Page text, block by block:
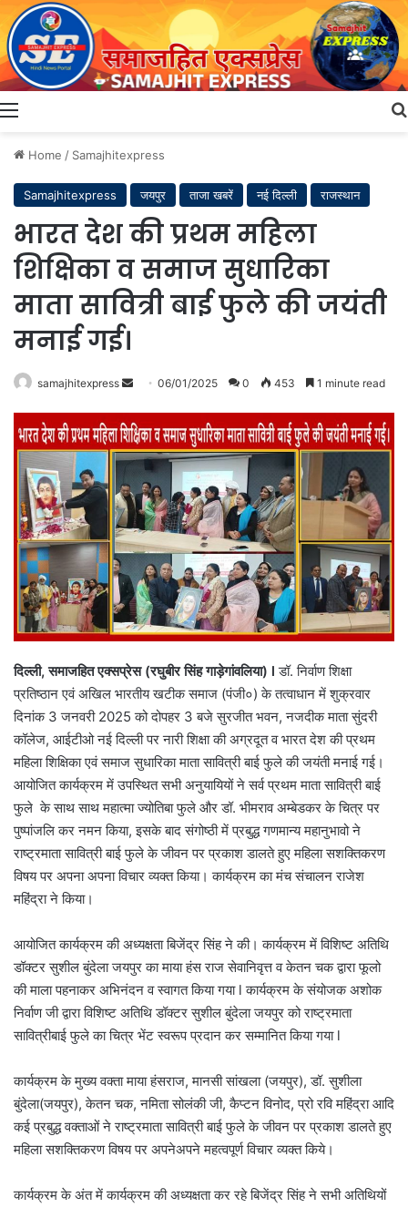
Menu
Home / Samajhitexpress
Samajhitexpress जयपुर ताजा खबरें नई दिल्ली राजस्थान
भारत देश की प्रथम महिला
शिक्षिका व समाज सुधारिका
माता सावित्री बाई फुले की जयंती
मनाई गई।
samajhitexpress
Send
email
06/01/2025 0 453 1 minute read
दिल्ली, समाजहित एक्सप्रेस (रघुबीर सिंह गाड़ेगांवलिया) l डॉ. निर्वाण शिक्षा
प्रतिष्ठान एवं अखिल भारतीय खटीक समाज (पंजी०) के तत्वाधान में शुक्रवार
दिनांक 3 जनवरी 2025 को दोपहर 3 बजे सुरजीत भवन, नजदीक माता सुंदरी
कॉलेज, आईटीओ नई दिल्ली पर नारी शिक्षा की अग्रदूत व भारत देश की प्रथम
महिला शिक्षिका एवं समाज सुधारिका माता सावित्री बाई फुले की जयंती मनाई गई।
आयोजित कार्यक्रम में उपस्थित सभी अनुयायियों ने सर्व प्रथम माता सावित्री बाई
फुले के साथ साथ महात्मा ज्योतिबा फुले और डॉ. भीमराव अम्बेडकर के चित्र पर
पुष्पांजलि कर नमन किया, इसके बाद संगोष्ठी में प्रबुद्ध गणमान्य महानुभावो ने
राष्ट्रमाता सावित्री बाई फुले के जीवन पर प्रकाश डालते हुए महिला सशक्तिकरण
विषय पर अपना अपना विचार व्यक्त किया। कार्यक्रम का मंच संचालन राजेश
महिंद्रा ने किया।
आयोजित कार्यक्रम की अध्यक्षता बिजेंद्र सिंह ने की। कार्यक्रम में विशिष्ट अतिथि
डॉक्टर सुशील बुंदेला जयपुर का माया हंस राज सेवानिवृत्त व केतन चक द्वारा फूलो
की माला पहनाकर अभिनंदन व स्वागत किया गया l कार्यक्रम के संयोजक अशोक
निर्वाण जी द्वारा विशिष्ट अतिथि डॉक्टर सुशील बुंदेला जयपुर को राष्ट्रमाता
सावित्रीबाई फुले का चित्र भेंट स्वरूप प्रदान कर सम्मानित किया गया l
कार्यक्रम के मुख्य वक्ता माया हंसराज, मानसी सांखला (जयपुर), डॉ. सुशीला
बुंदेला(जयपुर), केतन चक, नमिता सोलंकी जी, कैप्टन विनोद, प्रो रवि महिंद्रा आदि
कई प्रबुद्ध वक्ताओं ने राष्ट्रमाता सावित्री बाई फुले के जीवन पर प्रकाश डालते हुए
महिला सशक्तिकरण विषय पर अपनेअपने महत्वपूर्ण विचार व्यक्त किये।
कार्यक्रम के अंत में कार्यक्रम की अध्यक्षता कर रहे बिजेंद्र सिंह ने सभी अतिथियों